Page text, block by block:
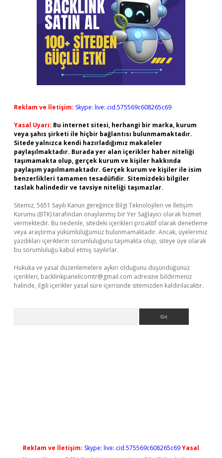
Reklam ve İletişim: Skype: live:.cid.575569c608265c69
Yasal Uyarı: Bu internet sitesi, herhangi bir marka, kurum
veya şahıs şirketi ile hiçbir bağlantısı bulunmamaktadır.
Sitede yalnızca kendi hazırladığımız makaleler
paylaşılmaktadır. Burada yer alan içerikler haber niteliği
taşımamakta olup, gerçek kurum ve kişiler hakkında
paylaşım yapılmamaktadır. Gerçek kurum ve kişiler ile isim
benzerlikleri tamamen tesadüfidir. Sitemizdeki bilgiler
taslak halindedir ve tavsiye niteliği taşımazlar.
Sitemiz, 5651 Sayılı Kanun gereğince Bilgi Teknolojileri ve İletişim
Kurumu (BTK) tarafından onaylanmış bir Yer Sağlayıcı olarak hizmet
vermektedir. Bu nedenle, sitedeki içerikleri proaktif olarak denetleme
veya araştırma yükümlülüğümüz bulunmamaktadır. Ancak, üyelerimiz
yazdıkları içeriklerin sorumluluğunu taşımakta olup, siteye üye olarak
bu sorumluluğu kabul etmiş sayılırlar.
Hukuka ve yasal düzenlemelere aykırı olduğunu düşündüğünüz
içerikleri, backlinkpanelicomtr@gmail.com adresine bildirmeniz
halinde, ilgili içerikler yasal süre içerisinde sitemizden kaldırılacaktır.
Reklam ve İletişim: Skype: live:.cid.575569c608265c69Yasal